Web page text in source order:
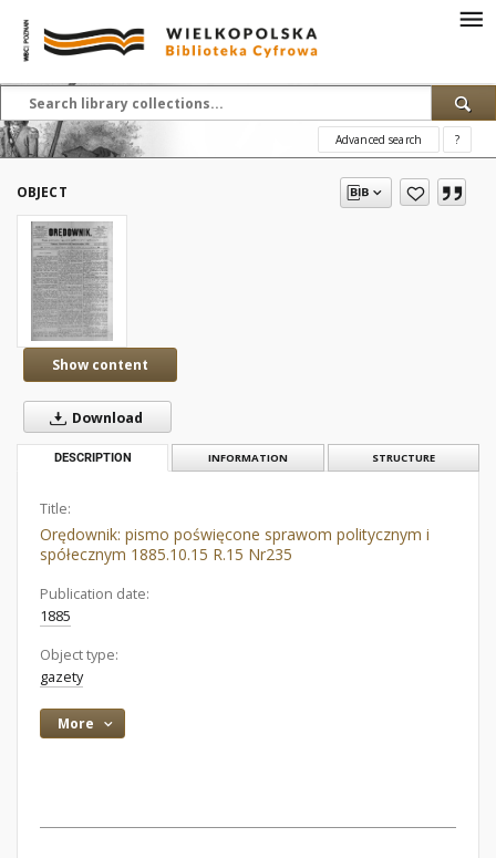
Advanced search ?
OBJECT
Show content
Download
DESCRIPTION INFORMATION STRUCTURE
Title:
Orędownik: pismo poświęcone sprawom politycznym i
spółecznym 1885.10.15 R.15 Nr235
Publication date:
1885
Object type:
gazety
More